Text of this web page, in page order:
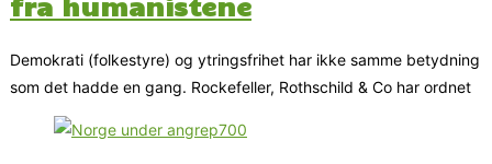
Demokrati (folkestyre) og ytringsfrihet har ikke samme betydning
som det hadde en gang. Rockefeller, Rothschild & Co har ordnet